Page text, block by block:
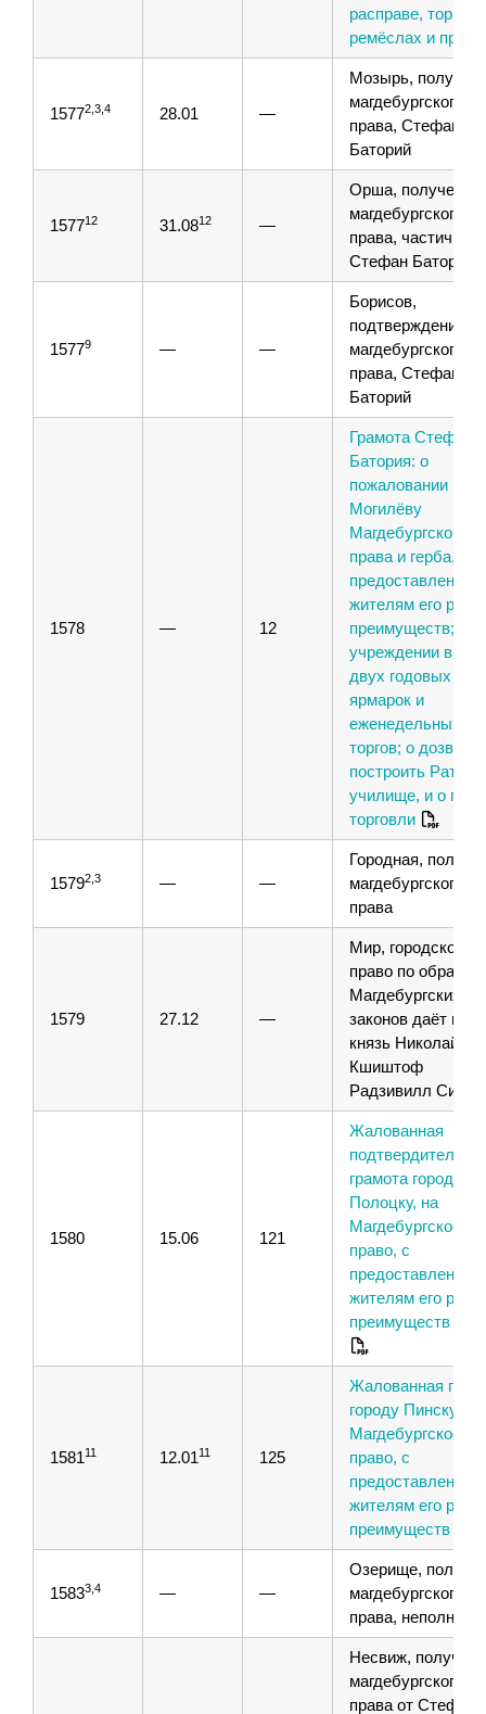
расправе,
ремёслах и проч.
15772,3,4 28.01 —
Мозырь,
магдебургского
права, Стефан
Баторий
157712 31.0812 —
Орша, получение
магдебургского
права, частичное,
Стефан Баторий
15779 — —
Борисов,
подтверждение
магдебургского
права, Стефан
Баторий
1578 — 12
Грамота Стефана
Батория: о
пожаловании
Могилёву
Магдебургского
права и герба, с
предоставлением
жителям его
преимуществ; об
учреждении в
двух годовых
ярмарок и
еженедельных
торгов; о
построить
училище, и о
торговли
15792,3 — —
Городная,
магдебургского
права
1579 27.12 —
Мир, городское
право по образцу
Магдебургских
законов даёт
князь Николай
Кшиштоф
Радзивилл
1580 15.06 121
Жалованная
грамота городу
Полоцку, на
Магдебургское
право, с
предоставлением
жителям его
преимуществ и
158111 12.0111 125
Жалованная
городу Пинску, на
Магдебургское
право, с
предоставлением
жителям его
преимуществ и
15833,4 — —
Озерище,
магдебургского
права, неполное
Несвиж,
магдебургского
права от Стефана